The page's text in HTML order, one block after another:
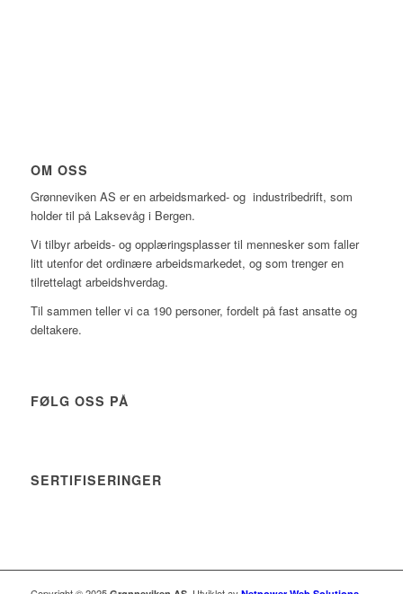
OM OSS
Grønneviken AS er en arbeidsmarked- og industribedrift, som
holder til på Laksevåg i Bergen.
Vi tilbyr arbeids- og opplæringsplasser til mennesker som faller
litt utenfor det ordinære arbeidsmarkedet, og som trenger en
tilrettelagt arbeidshverdag.
Til sammen teller vi ca 190 personer, fordelt på fast ansatte og
deltakere.
FØLG OSS PÅ
SERTIFISERINGER